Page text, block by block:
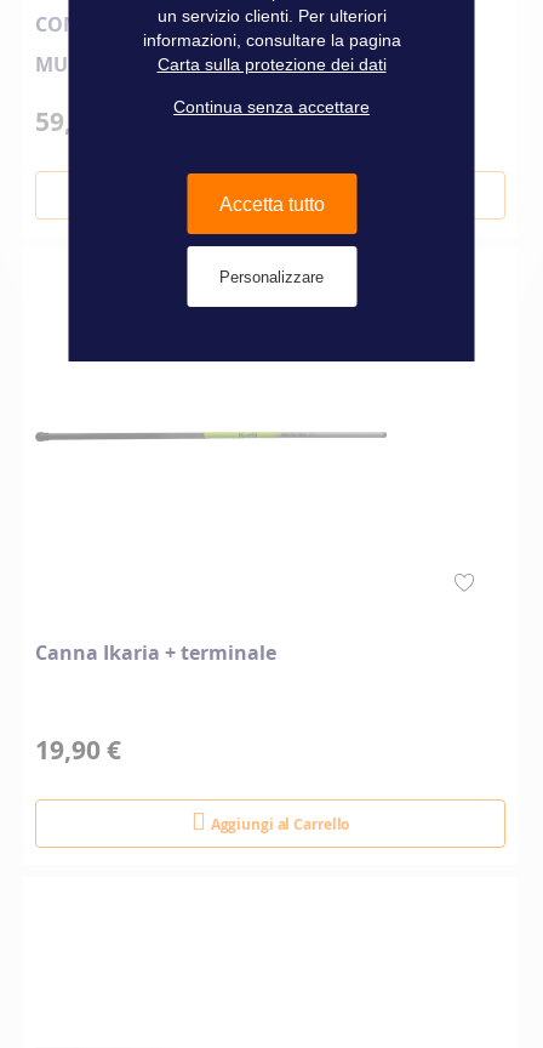
COMBO LANCER PREDATOR CANNA +
MULINELLO 2,20 M 7-35GR KERFIL
59,00 €
Aggiungi al Carrello
Canna Ikaria + terminale
19,90 €
Aggiungi al Carrello
un servizio clienti. Per ulteriori
informazioni, consultare la pagina
Carta sulla protezione dei dati
Continua senza accettare
Accetta tutto
Personalizzare